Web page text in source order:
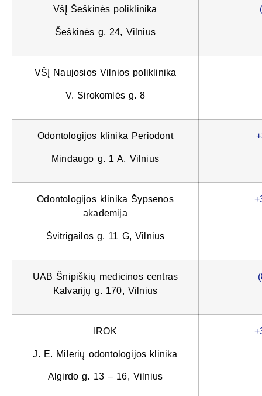
VšĮ Šeškinės poliklinika
Šeškinės g. 24, Vilnius
VŠĮ Naujosios Vilnios poliklinika
V. Sirokomlės g. 8
Odontologijos klinika Periodont
Mindaugo g. 1 A, Vilnius
Odontologijos klinika Šypsenos
akademija
Švitrigailos g. 11 G, Vilnius
UAB Šnipiškių medicinos centras
Kalvarijų g. 170, Vilnius
IROK
J. E. Milerių odontologijos klinika
Algirdo g. 13 – 16, Vilnius